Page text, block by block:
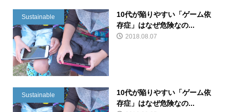
Sustainable
10代が陥りやすい「ゲーム依
存症」はなぜ危険なの...
2018.08.07
Sustainable
10代が陥りやすい「ゲーム依
存症」はなぜ危険なの...